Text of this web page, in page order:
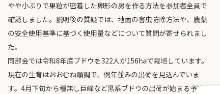
やや小ぶりで果粒が密着した卵形の房を作る方法を参加者全員で
確認しました。説明後の質疑では、地面の害虫防除方法や、農薬
の安全使用基準に基づく使用量などについて質問が寄せられまし
た。
同部会では令和8年産ブドウを322人が156haで栽培しています。
現在の生育はおおむね順調で、例年並みの出荷を見込んでいま
す。4月下旬から種無し巨峰など黒系ブドウの出荷が始まる予定で